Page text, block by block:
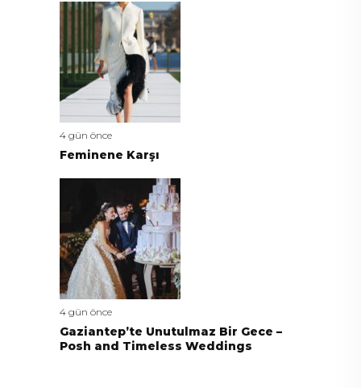
4 gün önce
Feminene Karşı
4 gün önce
Gaziantep’te Unutulmaz Bir Gece –
Posh and Timeless Weddings